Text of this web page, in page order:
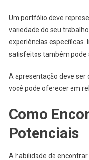
Um portfólio deve
variedade do seu
experiências específicas.
satisfeitos também pode
A apresentação deve ser
você pode oferecer em
Como
Potenciais
A habilidade de